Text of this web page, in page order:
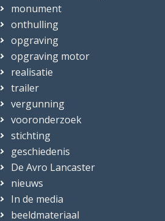
monument
onthulling
opgraving
opgraving motor
realisatie
trailer
vergunning
vooronderzoek
stichting
geschiedenis
De Avro Lancaster
nieuws
In de media
beeldmateriaal